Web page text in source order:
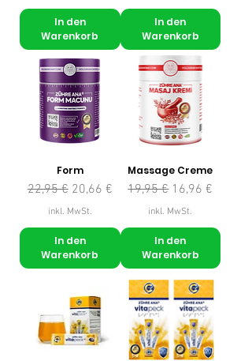
In den
Warenkorb
In den
Warenkorb
Form
Standardpreis
22,95 € Sale-Preis
20,66 €
inkl. MwSt.
In den
Warenkorb
Massage Creme
Standardpreis
19,95 € Sale-Preis
16,96 €
inkl. MwSt.
In den
Warenkorb